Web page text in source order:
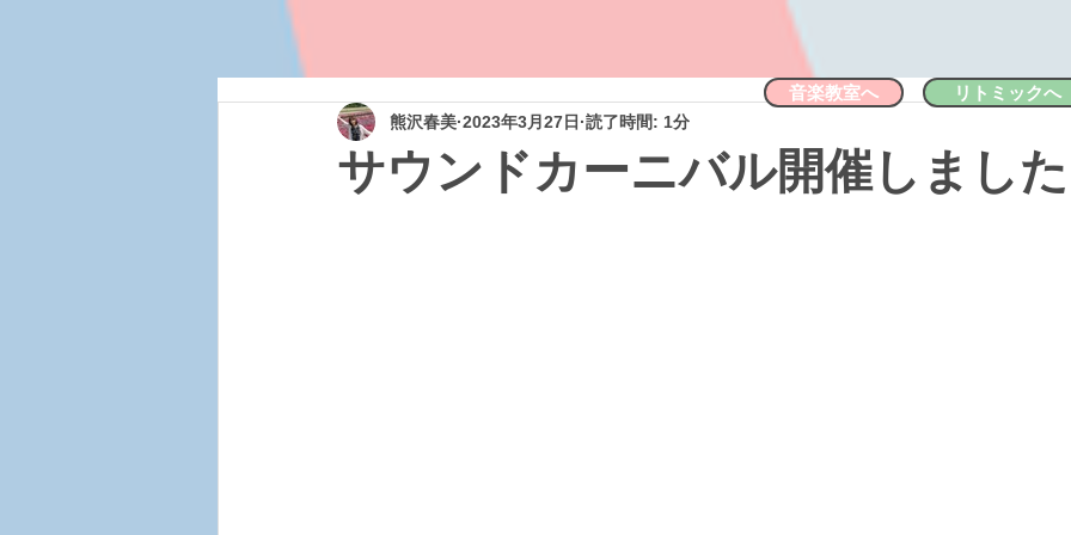
サウンドカーニバル開催しまし
熊沢春美 2023年3月27日 読了時間: 1分
音楽教室へ リトミックへ